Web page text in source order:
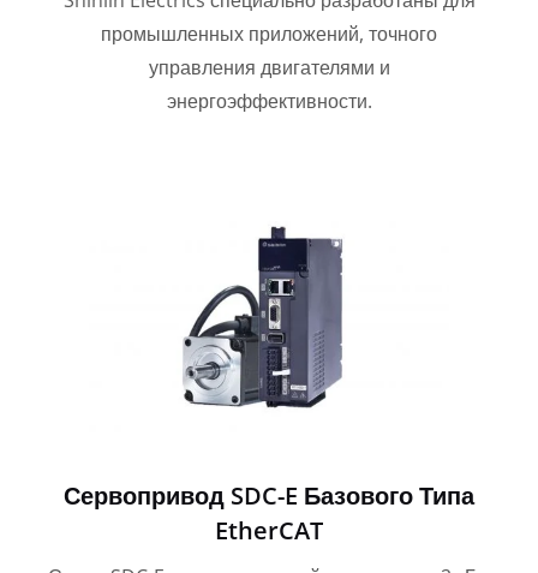
промышленных приложений, точного
управления двигателями и
энергоэффективности.
Сервопривод SDC-E Базового Типа
EtherCAT